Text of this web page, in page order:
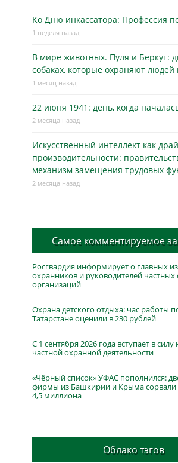
Ко Дню инкассатора: Профессия
1 неделя назад
В мире животных. Пуля и Беркут:
собаках, которые охраняют людей
1 месяц назад
22 июня 1941: день, когда
2 месяца назад
Искусственный интеллект как
производительности:
механизм замещения трудовых
2 месяца назад
Самое комментируемое
Росгвардия информирует о главных
охранников и руководителей
организаций
Охрана детского отдыха: час работы
Татарстане оценили в 230 рублей
С 1 сентября 2026 года вступает в
частной охранной деятельности
«Чёрный список» УФАС пополнился:
фирмы из Башкирии и Крыма сорвали
4,5 миллиона
Облако тэгов